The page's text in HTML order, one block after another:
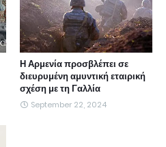
Η Αρμενία προσβλέπει σε
διευρυμένη αμυντική εταιρική
σχέση με τη Γαλλία
September 22, 2024